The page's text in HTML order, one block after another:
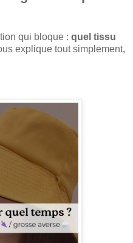
qui bloque : quel tissu
explique tout simplement,